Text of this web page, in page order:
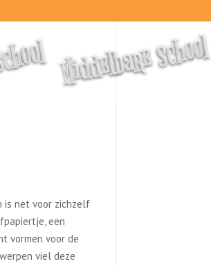
Middelbare school
is net voor zichzelf
een
vormen voor de
viel deze